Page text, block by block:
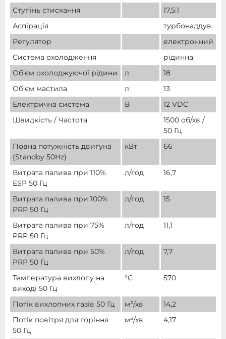
Ступінь стискання
17,5:1
Аспірація
турбонаддув
Регулятор
електронний
Система охолодження
рідинна
Об’єм охолоджуючої рідини
л
18
Об’єм мастила
л
13
Електрична система
В
12 VDC
Швидкість / Частота
1500 об/хв /
50 Гц
Повна потужність двигуна
(Standby 50Hz)
кВт 66
Витрата палива при 110%
ESP 50 Гц
л/год 16,7
Витрата палива при 100%
PRP 50 Гц
л/год 15
Витрата палива при 75%
PRP 50 Гц
л/год 11,1
Витрата палива при 50%
PRP 50 Гц
л/год 7,7
Температура вихлопу на
виході 50 Гц
°C 570
Потік вихлопних газів 50 Гц м³/хв
14,2
Потік повітря для горіння
50 Гц
м³/хв 4,17